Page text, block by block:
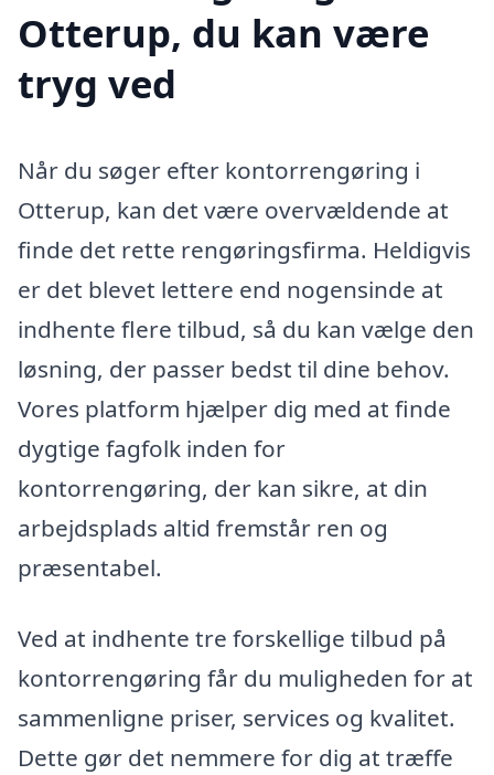
Otterup, du kan være
tryg ved
Når du søger efter kontorrengøring i
Otterup, kan det være overvældende at
finde det rette rengøringsfirma. Heldigvis
er det blevet lettere end nogensinde at
indhente flere tilbud, så du kan vælge den
løsning, der passer bedst til dine behov.
Vores platform hjælper dig med at finde
dygtige fagfolk inden for
kontorrengøring, der kan sikre, at din
arbejdsplads altid fremstår ren og
præsentabel.
Ved at indhente tre forskellige tilbud på
kontorrengøring får du muligheden for at
sammenligne priser, services og kvalitet.
Dette gør det nemmere for dig at træffe